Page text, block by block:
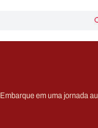
Embarque em uma jornada